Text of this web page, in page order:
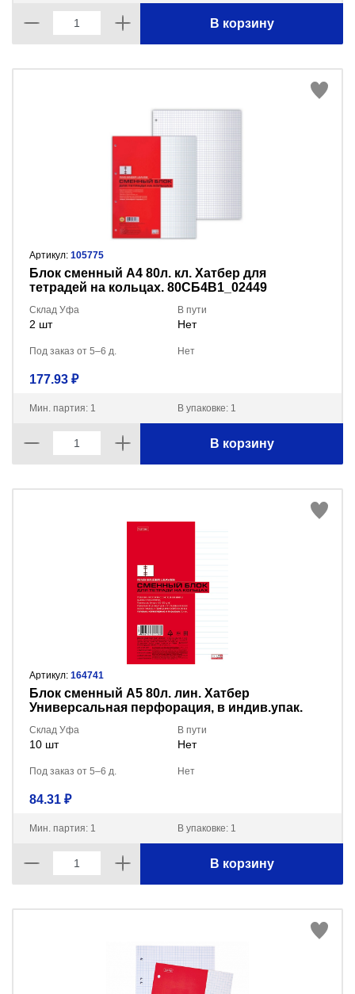
В корзину
Артикул: 105775
Блок сменный А4 80л. кл. Хатбер для
тетрадей на кольцах. 80СБ4B1_02449
Склад Уфа
2 шт
В пути
Нет
Под заказ от 5–6 д. Нет
177.93 ₽
Мин. партия: 1 В упаковке: 1
В корзину
Артикул: 164741
Блок сменный А5 80л. лин. Хатбер
Универсальная перфорация, в индив.упак.
Склад Уфа
10 шт
В пути
Нет
Под заказ от 5–6 д. Нет
84.31 ₽
Мин. партия: 1 В упаковке: 1
В корзину